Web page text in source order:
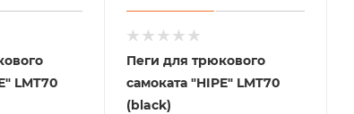
LMT70
Пеги для трюкового
самоката "HIPE" LMT70
(black)